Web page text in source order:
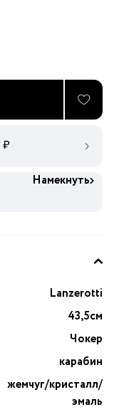
₽
Намекнуть
Lanzerotti
43,5см
Чокер
карабин
жемчуг/кристалл/
эмаль